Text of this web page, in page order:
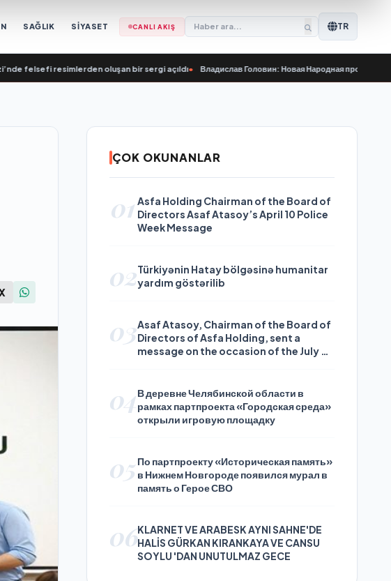
SAĞLIK SİYASET CANLI AKIŞ TR
resimlerden oluşan bir sergi açıldı• Владислав Головин: Новая Народная программа «Единой
ÇOK OKUNANLAR
01 Asfa Holding Chairman of the Board of
Directors Asaf Atasoy’s April 10 Police
Week Message
02Türkiyənin Hatay bölgəsinə humanitar
yardım göstərilib
03Asaf Atasoy, Chairman of the Board of
Directors of Asfa Holding, sent a
message on the occasion of the July 24
04В деревне Челябинской области в
рамках партпроекта «Городская среда»
открыли игровую площадку
05 По партпроекту «Историческая память»
в Нижнем Новгороде появился мурал в
память о Герое СВО
06KLARNET VE ARABESK AYNI SAHNE'DE
HALİS GÜRKAN KIRANKAYA VE CANSU
SOYLU 'DAN UNUTULMAZ GECE